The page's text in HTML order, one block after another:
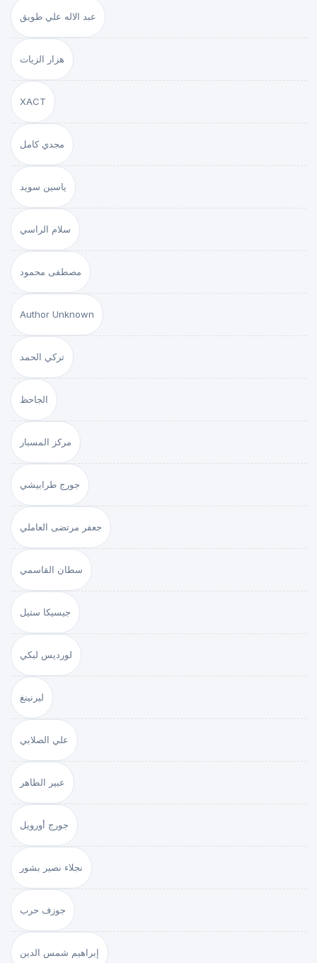
عبد الاله علي طويق
هزار الزيات
XACT
مجدي كامل
ياسين سويد
سلام الراسي
مصطفى محمود
Author Unknown
تركي الحمد
الجاحظ
مركز المسبار
جورج طرابيشي
جعفر مرتضى العاملي
سطان القاسمي
جيسيكا ستيل
لورديس لبكي
ليرنينغ
علي الصلابي
عبير الطاهر
جورج أورويل
نجلاء نصير بشور
جوزف حرب
إبراهيم شمس الدين